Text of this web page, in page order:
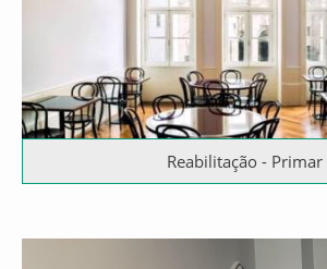
Reabilitação - Primar